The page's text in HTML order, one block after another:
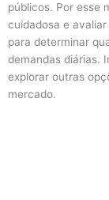
públicos. Por esse
cuidadosa e
para determinar
demandas diárias.
explorar outras
mercado.